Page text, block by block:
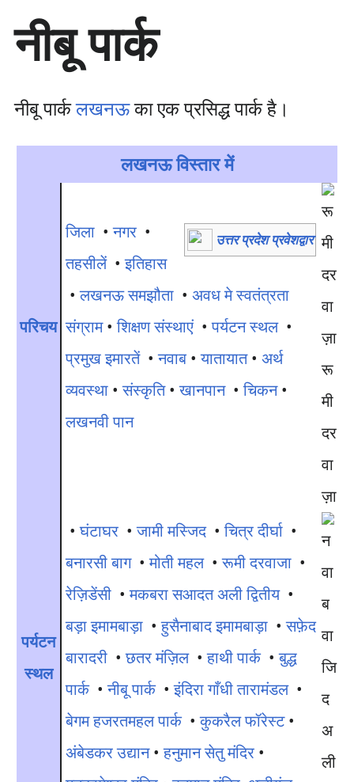
म
ग्री
जा
एँ
नीबू पार्क
नीबू पार्कलखनऊका एक प्रसिद्ध पार्क है।
लखनऊ विस्तार में
परिचय
उत्तर प्रदेश प्रवेशद्वार
जिला •नगर •
तहसीलें•इतिहास
•लखनऊ समझौता • अवध मे स्वतंत्रता
संग्राम•शिक्षण संस्थाएं•पर्यटन स्थल•
प्रमुख इमारतें•नवाब •यातायात• अर्थ
व्यवस्था •संस्कृति•खानपान•चिकन•
लखनवी पान
रू
मी
दर
वा
ज़ा
पर्यटन
स्थल
•घंटाघर •जामी मस्जिद•चित्र दीर्घा •
बनारसी बाग•मोती महल•रूमी दरवाजा •
रेज़िडेंसी •मकबरा सआदत अली द्वितीय•
बड़ा इमामबाड़ा •हुसैनाबाद इमामबाड़ा •सफ़ेद
बारादरी •छतर मंज़िल•हाथी पार्क•बुद्ध
पार्क•नीबू पार्क•इंदिरा गाँधी तारामंडल•
बेगम हजरतमहल पार्क•कुकरैल फॉरेस्ट•
अंबेडकर उद्यान•हनुमान सेतु मंदिर •